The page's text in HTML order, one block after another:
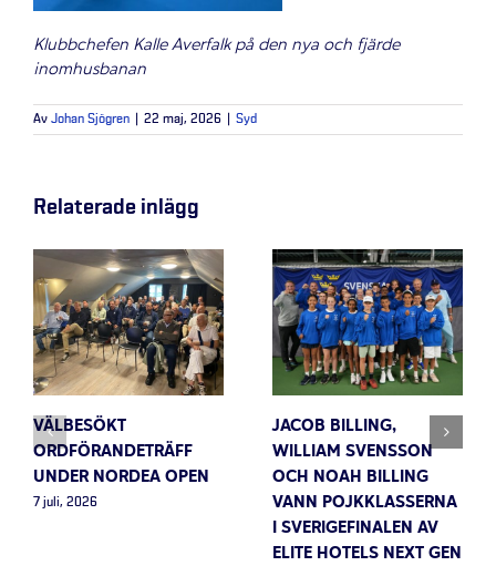
Klubbchefen Kalle Averfalk på den nya och fjärde
inomhusbanan
Av Johan Sjögren 22 maj, 2026 Syd
Relaterade inlägg
VÄLBESÖKT
ORDFÖRANDETRÄFF
UNDER NORDEA OPEN
7 juli, 2026
JACOB BILLING,
WILLIAM SVENSSON
OCH NOAH BILLING
VANN POJKKLASSERNA
I SVERIGEFINALEN AV
ELITE HOTELS NEXT GEN